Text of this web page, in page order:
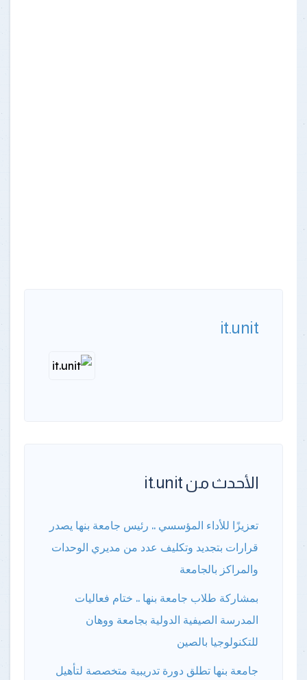
it.unit
الأحدث من it.unit
تعزيزًا للأداء المؤسسي .. رئيس جامعة بنها يصدر
قرارات بتجديد وتكليف عدد من مديري الوحدات
والمراكز بالجامعة
بمشاركة طلاب جامعة بنها .. ختام فعاليات
المدرسة الصيفية الدولية بجامعة ووهان
للتكنولوجيا بالصين
جامعة بنها تطلق دورة تدريبية متخصصة لتأهيل